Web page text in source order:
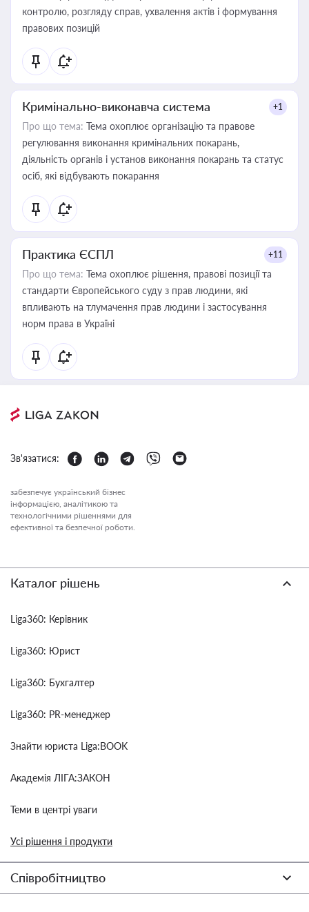
контролю, розгляду справ, ухвалення актів і формування
правових позицій
Кримінально-виконавча система +1
Про що тема: Тема охоплює організацію та правове
регулювання виконання кримінальних покарань,
діяльність органів і установ виконання покарань та статус
осіб, які відбувають покарання
Практика ЄСПЛ +11
Про що тема: Тема охоплює рішення, правові позиції та
стандарти Європейського суду з прав людини, які
впливають на тлумачення прав людини і застосування
норм права в Україні
Зв'язатися:
забезпечує український бізнес
інформацією, аналітикою та
технологічними рішеннями для
ефективної та безпечної роботи.
Каталог рішень
Liga360: Керівник
Liga360: Юрист
Liga360: Бухгалтер
Liga360: PR-менеджер
Знайти юриста Liga:BOOK
Академія ЛІГА:ЗАКОН
Теми в центрі уваги
Усі рішення і продукти
Співробітництво